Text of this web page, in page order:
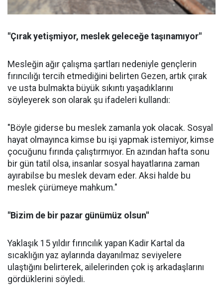
"Çırak yetişmiyor, meslek geleceğe taşınamıyor"
Mesleğin ağır çalışma şartları nedeniyle gençlerin
fırıncılığı tercih etmediğini belirten Gezen, artık çırak
ve usta bulmakta büyük sıkıntı yaşadıklarını
söyleyerek son olarak şu ifadeleri kullandı:
"Böyle giderse bu meslek zamanla yok olacak. Sosyal
hayat olmayınca kimse bu işi yapmak istemiyor, kimse
çocuğunu fırında çalıştırmıyor. En azından hafta sonu
bir gün tatil olsa, insanlar sosyal hayatlarına zaman
ayırabilse bu meslek devam eder. Aksi halde bu
meslek çürümeye mahkum."
"Bizim de bir pazar günümüz olsun"
Yaklaşık 15 yıldır fırıncılık yapan Kadir Kartal da
sıcaklığın yaz aylarında dayanılmaz seviyelere
ulaştığını belirterek, ailelerinden çok iş arkadaşlarını
gördüklerini söyledi.